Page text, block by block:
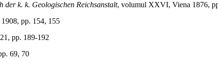
der k. k. Geologischen Reichsanstalt, volumul XXVI, Viena 1876,
pp. 154, 155
pp. 189-192
69, 70